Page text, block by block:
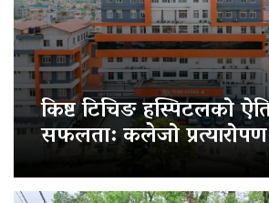
किष्ट टिचिङ हस्पिटलको
सफलता: कलेजो